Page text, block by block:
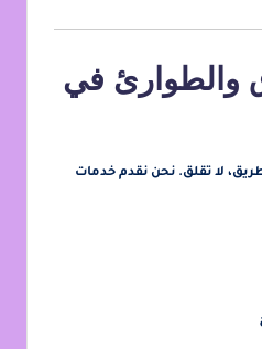
والطوارئ في
لا تقلق. نحن نقدم خدمات